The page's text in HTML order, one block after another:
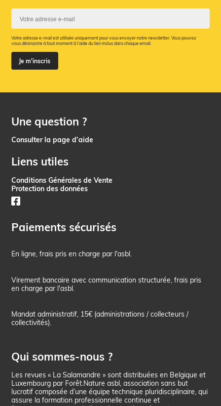
Votre adresse e-mail est utilisée uniquement pour vous envoyer notre newsletter. Vous pouvez
vous désinscrire à tout moment à l’aide du lien inclus dans chaque email.
Je m'inscris
Une question ?
Consulter la page d’aide
Liens utiles
Conditions Générales de Vente
Protection des données
Paiements sécurisés
En ligne, frais pris en charge par l'asbl.
Virement bancaire avec communication structurée, frais pris
en charge par l'asbl.
Mandat administratif, 15€ (administrations / collecteurs /
collectivités).
Qui sommes-nous ?
Les revues « La Salamandre » sont distribuées en Belgique et
Luxembourg par Forêt.Nature asbl, association sans but
lucratif composée d’une équipe technique pluridisciplinaire, qui
assure la formation professionnelle continue et